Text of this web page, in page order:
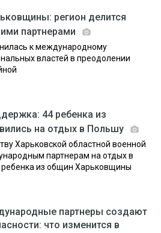
регион делится
партнерами
к международному
властей в преодолении
44 ребенка из
на отдых в Польшу
Харьковской областной военной
партнерам на отдых в
из общин Харьковщины
партнеры создают
что изменится в